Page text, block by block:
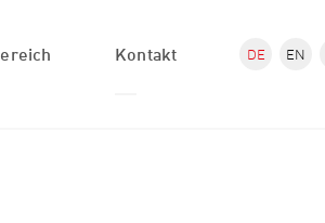
DE EN
Kontakt